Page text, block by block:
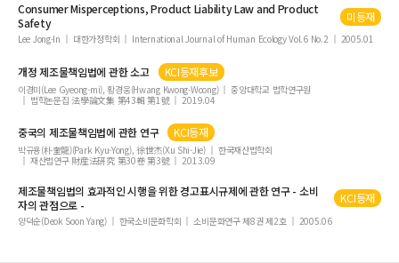
과열감지용 열변색 겔성형체의 특성 평가
소방공무원의 청렴도 향상 방안에 관한 연구
Consumer Misperceptions,Product LiabilityLawandProduct
Safety
미등재
Lee Jong-In 대한가정학회 International Journal of Human Ecology Vol.6 No.2 2005.01
개정 제조물책임법에 관한 소고 KCI등재후보
이경미(Lee Gyeong-mi), 황경웅(Hwang Kwong-Woong)
중앙대학교 법학연구원
법학논문집 法學論文集 第43輯 第1號
2019.04
중국의 제조물책임법에 관한 연구 KCI등재
박규용(朴奎龍)(Park Kyu-Yong), 徐世杰(Xu Shi-Jie)
한국재산법학회
재산법연구 財産法硏究 第30卷 第3號
2013.09
제조물책임법의 효과적인 시행을 위한 경고표시규제에 관한 연구 - 소비
자의 관점으로 -
KCI등재
양덕순(Deok Soon Yang) 한국소비문화학회 소비문화연구 제8권 제2호 2005.06